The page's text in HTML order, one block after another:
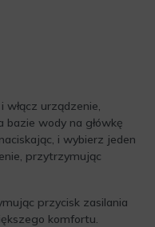
włącz urządzenie,
bazie wody na główkę
i wybierz jeden
przytrzymując
przycisk zasilania
komfortu.